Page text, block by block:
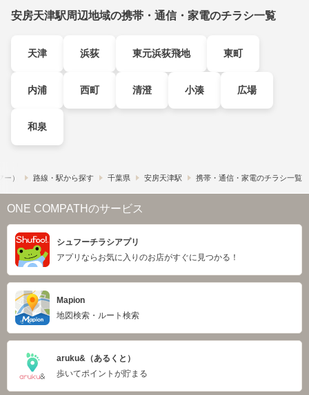
安房天津駅周辺地域の携帯・通信・家電のチラシ一覧
天津 浜荻 東元浜荻飛地 東町
内浦 西町 清澄 小湊 広場
和泉
） 路線・駅から探す 千葉県 安房天津駅 携帯・通信・家電のチラシ一覧
ONE COMPATHのサービス
シュフーチラシアプリ
アプリならお気に入りのお店がすぐに見つかる！
Mapion
地図検索・ルート検索
aruku&（あるくと）
歩いてポイントが貯まる